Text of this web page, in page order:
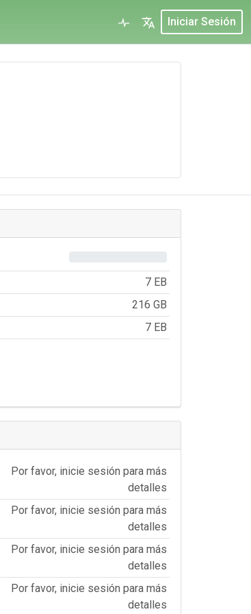
Iniciar Sesión
7 EB
216 GB
7 EB
Por favor, inicie sesión para más
detalles
Por favor, inicie sesión para más
detalles
Por favor, inicie sesión para más
detalles
Por favor, inicie sesión para más
detalles